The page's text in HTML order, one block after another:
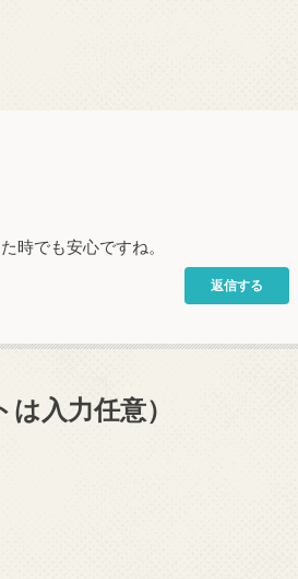
時でも安心ですね。
返信する
入力任意）